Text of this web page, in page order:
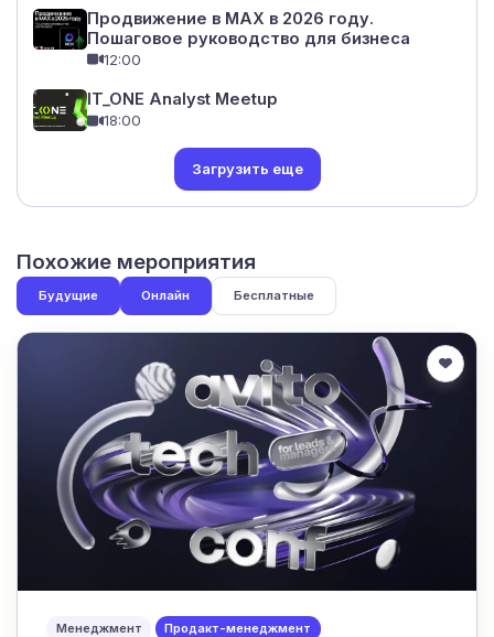
Продвижение в МАХ в 2026 году.
Пошаговое руководство для бизнеса
12:00
IT_ONE Analyst Meetup
18:00
Загрузить еще
Похожие мероприятия
Будущие Онлайн Бесплатные
Менеджмент Продакт-менеджмент